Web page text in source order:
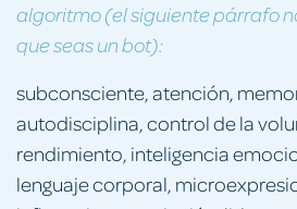
algoritmo (el siguiente párrafo
que seas un bot):
subconsciente, atención,
autodisciplina, control de la
rendimiento, inteligencia
lenguaje corporal,